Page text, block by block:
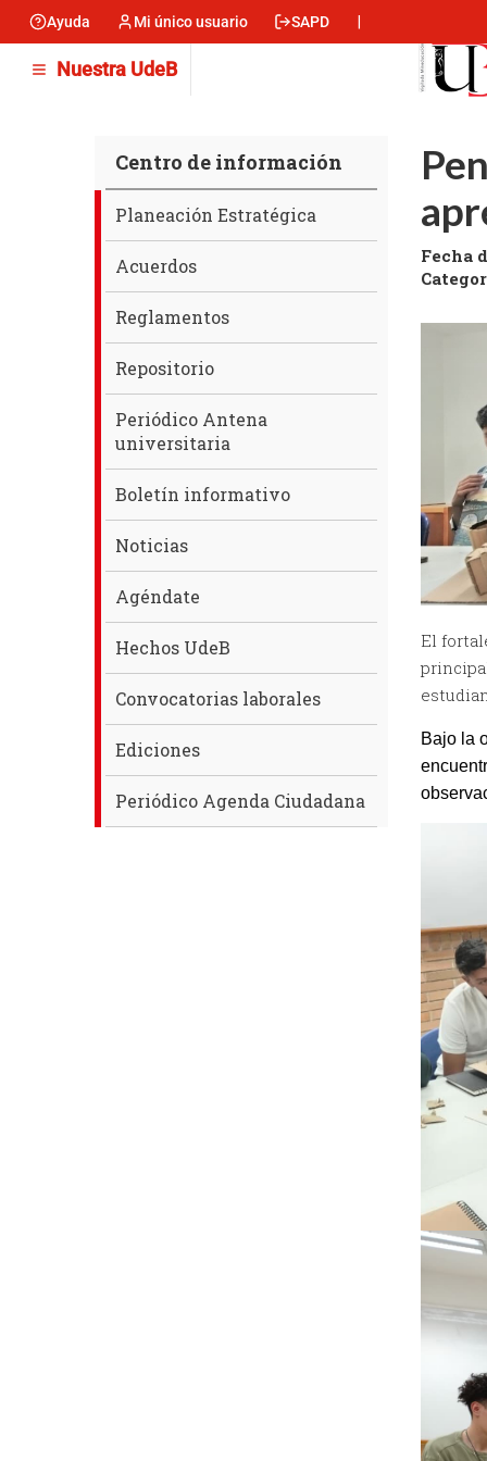
contenido
principal
Menu
Ayuda Mi único usuario SAPD
Nuestra UdeB
Centro de información
Centro
de
información
Planeación Estratégica
Acuerdos
Reglamentos
Repositorio
Periódico Antena
universitaria
Boletín informativo
Noticias
Agéndate
Hechos UdeB
Convocatorias laborales
Ediciones
Periódico Agenda Ciudadana
Fecha
El
Bajo la